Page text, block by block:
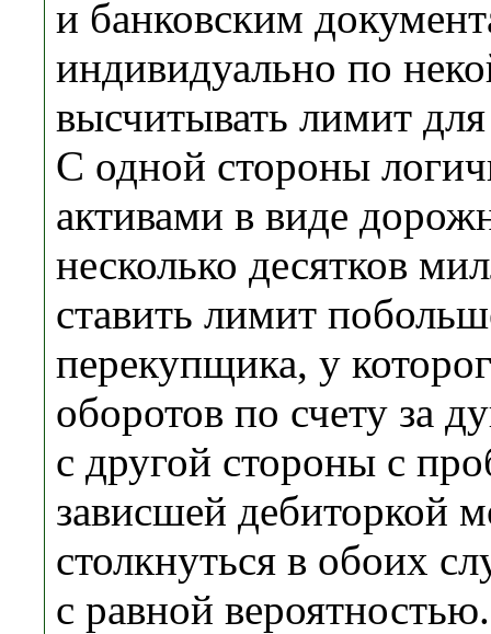
и банковским
индивидуально по
высчитывать лимит
С одной стороны
активами в виде
несколько десятков
ставить лимит
перекупщика, у
оборотов по счету за
с другой стороны с
зависшей дебиторкой
столкнуться в обоих
с равной вероятностью.